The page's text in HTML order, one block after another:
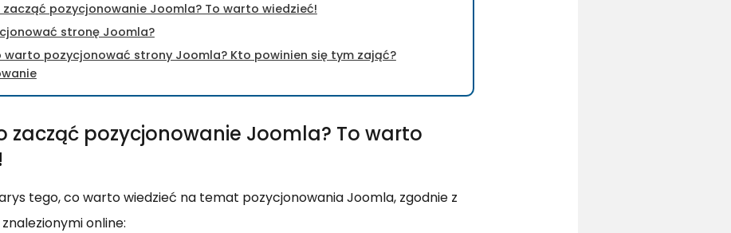
zacząć pozycjonowanie Joomla? To warto wiedzieć!
stronę Joomla?
warto pozycjonować strony Joomla? Kto powinien się tym zająć?
zacząć pozycjonowanie Joomla? To warto
tego, co warto wiedzieć na temat pozycjonowania Joomla, zgodnie z
online: